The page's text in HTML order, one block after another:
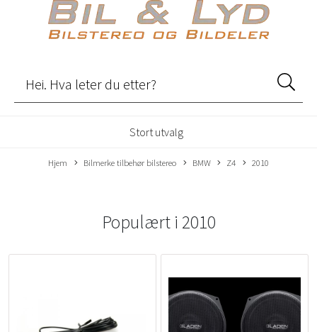
Stort utvalg
Hjem Bilmerke tilbehør bilstereo BMW Z4 2010
Populært i 2010